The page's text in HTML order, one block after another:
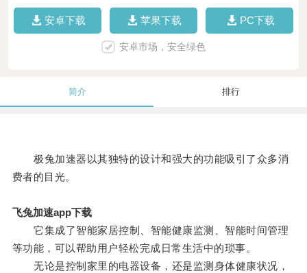
安卓下载 苹果下载 PC下载
安卓市场，安全绿色
简介 排行
极兔加速器以其独特的设计和强大的功能吸引了众多消
费者的目光。
飞兔加速app下载
它集成了智能家居控制、智能健康监测、智能时间管理
等功能，可以帮助用户轻松完成日常生活中的琐事。
无论是控制家里的电器设备，还是监测身体健康状况，